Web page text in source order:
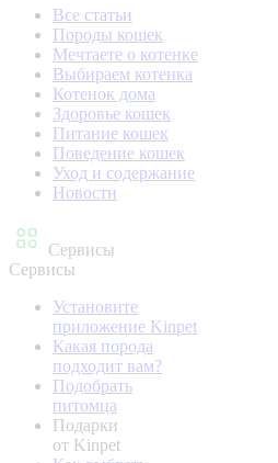
Все статьи
Породы кошек
Мечтаете о котенке
Выбираем котенка
Котенок дома
Здоровье кошек
Питание кошек
Поведение кошек
Уход и содержание
Новости
Сервисы
Сервисы
Установите
приложение Kinpet
Какая порода
подходит вам?
Подобрать
питомца
Подарки
от Kinpet